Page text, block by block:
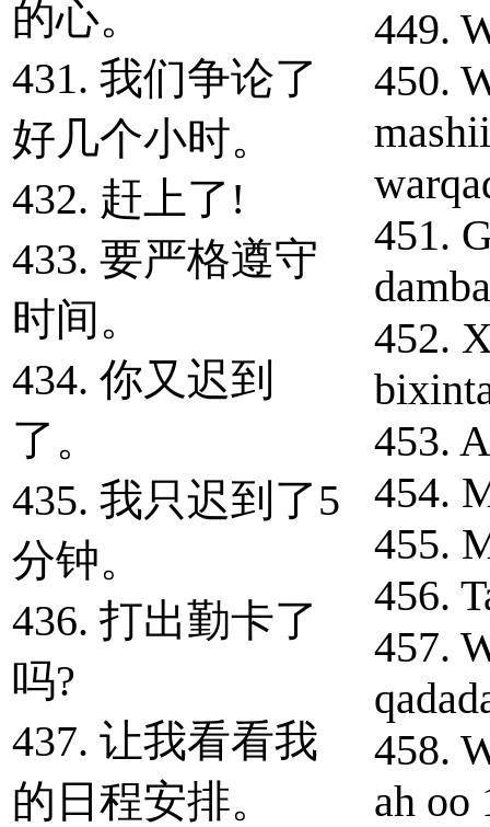
的心。
431. 我们争论了
好几个小时。
432. 赶上了!
433. 要严格遵守
时间。
434. 你又迟到
了。
435. 我只迟到了5
分钟。
436. 打出勤卡了
吗?
437. 让我看看我
的日程安排。
449.
450.
451.
452.
453.
454.
455.
456.
457.
458.
ah oo